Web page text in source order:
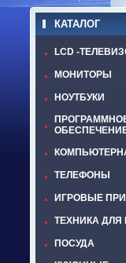
КАТАЛОГ
LCD -
МОНИТОРЫ
НОУТБУКИ
ТЕЛЕФОНЫ
ИГРОВЫЕ
ТЕХНИКА ДЛЯ
ПОСУДА